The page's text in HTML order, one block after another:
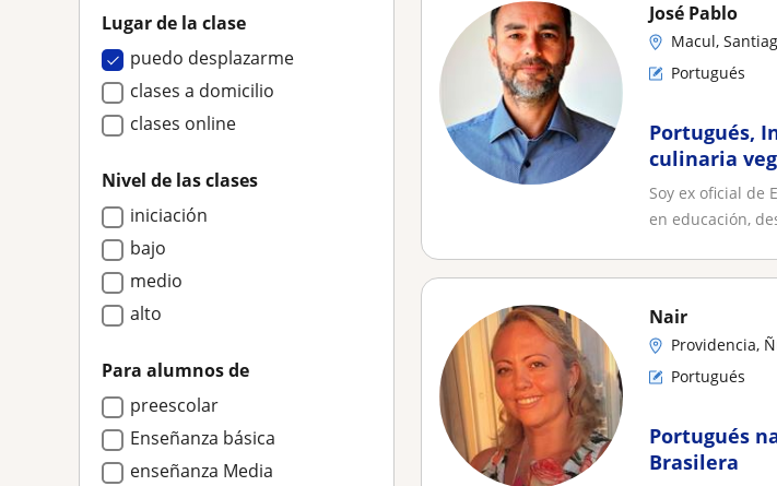
Lugar de la clase
puedo desplazarme
clases a domicilio
clases online
Nivel de las clases
iniciación
bajo
medio
alto
Para alumnos de
preescolar
Enseñanza básica
enseñanza Media
José Pablo
Macul,
Portugués
Portugués,
culinaria
Soy ex oficial de
en educación,
Nair
Providencia,
Portugués
Portugués
Brasilera